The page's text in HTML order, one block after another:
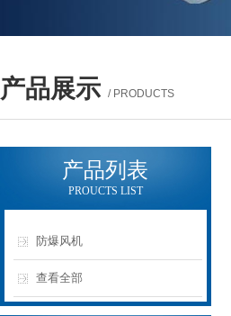
产品展示 / PRODUCTS
产品列表
PROUCTS LIST
防爆风机
查看全部